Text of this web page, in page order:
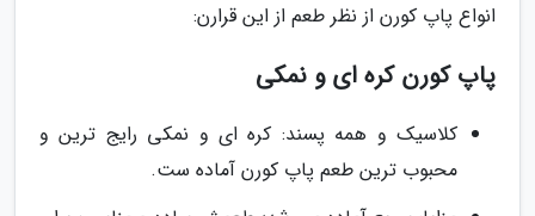
انواع پاپ کورن از نظر طعم از این قرارن:
پاپ کورن کره ای و نمکی
کلاسیک و همه پسند: کره ای و نمکی رایج ترین و
محبوب ترین طعم پاپ کورن آماده ست.